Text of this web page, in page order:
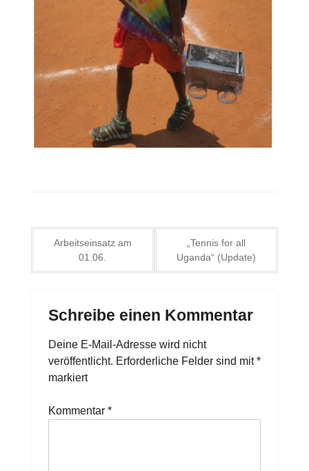
Beitragsnavigation
Arbeitseinsatz am
01.06.
„Tennis for all
Uganda“ (Update)
Schreibe einen Kommentar
Deine E-Mail-Adresse wird nicht
veröffentlicht. Erforderliche Felder sind mit*
markiert
Kommentar *